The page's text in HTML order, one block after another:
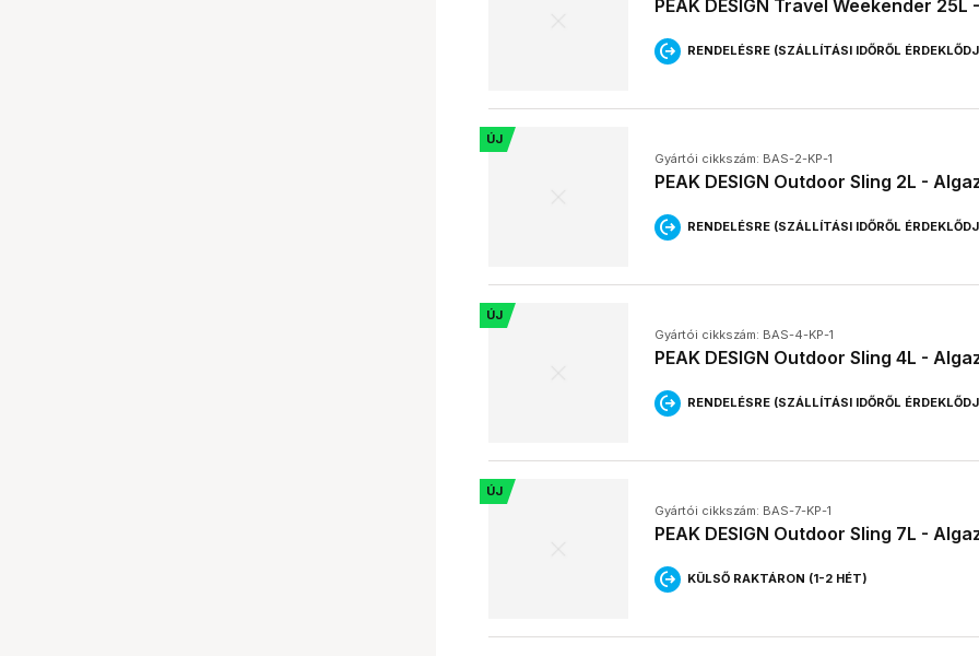
fényképezőgépnek és az egyéb kiegészítőknek.
PEAK DESIGN Travel Weekender 25L
RENDELÉSRE (SZÁLLÍTÁSI IDŐRŐL
ÚJ
Gyártói cikkszám: BAS-2-KP-1
PEAK DESIGN Outdoor Sling 2L -
RENDELÉSRE (SZÁLLÍTÁSI IDŐRŐL
ÚJ
Gyártói cikkszám: BAS-4-KP-1
PEAK DESIGN Outdoor Sling 4L -
RENDELÉSRE (SZÁLLÍTÁSI IDŐRŐL
ÚJ
Gyártói cikkszám: BAS-7-KP-1
PEAK DESIGN Outdoor Sling 7L -
KÜLSŐ RAKTÁRON (1-2 HÉT)